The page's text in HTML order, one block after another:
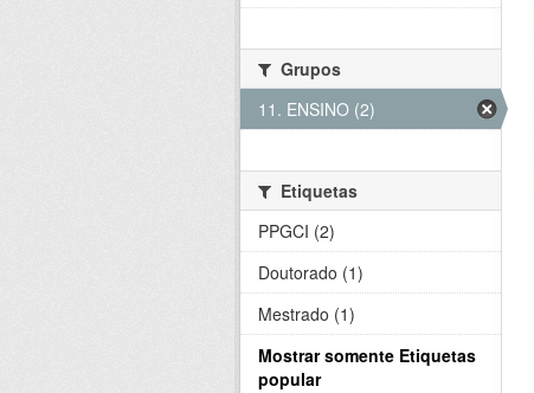
Grupos
11. ENSINO (2)
Etiquetas
PPGCI (2)
Doutorado (1)
Mestrado (1)
Mostrar somente Etiquetas
popular